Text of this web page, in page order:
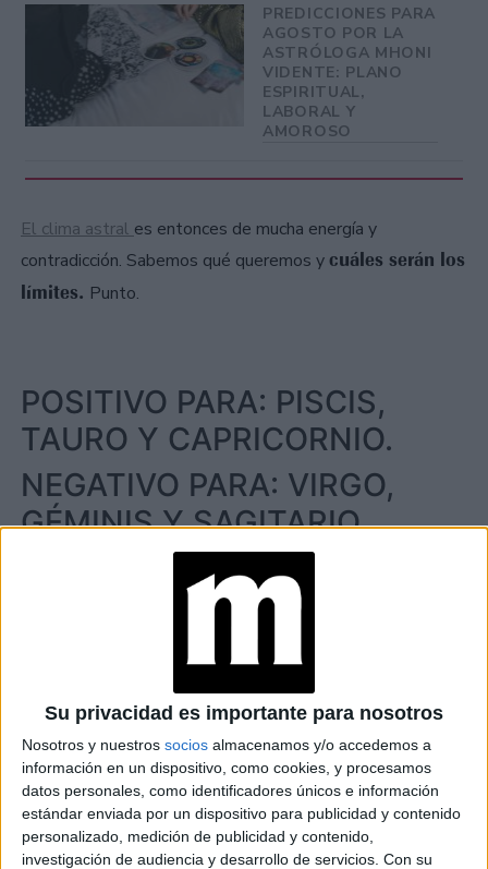
Su privacidad es importante para nosotros
Nosotros y nuestros socios almacenamos y/o accedemos a
información en un dispositivo, como cookies, y procesamos
datos personales, como identificadores únicos e información
estándar enviada por un dispositivo para publicidad y contenido
personalizado, medición de publicidad y contenido,
investigación de audiencia y desarrollo de servicios. Con su
PREDICCIONES PARA
AGOSTO POR LA
ASTRÓLOGA MHONI
VIDENTE: PLANO
ESPIRITUAL,
LABORAL Y
AMOROSO
El clima astral es entonces de mucha energía y
contradicción. Sabemos qué queremos ycuáles serán los
límites. Punto.
POSITIVO PARA: PISCIS,
TAURO Y CAPRICORNIO.
NEGATIVO PARA: VIRGO,
GÉMINIS Y SAGITARIO.
Accedé a los beneficios para suscriptores